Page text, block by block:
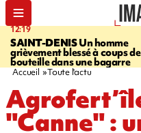
12:19
SAINT-DENISUn homme
grièvement blessé à coups de
bouteille dans une bagarre
Accueil Toute l'actu
"Canne" :